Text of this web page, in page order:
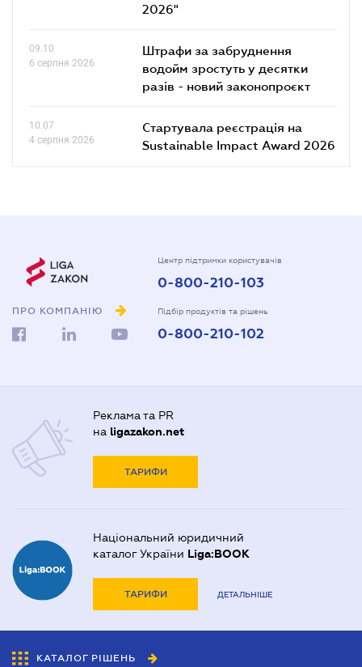
2026"
09.10
6 серпня 2026
Штрафи за забруднення
водойм зростуть у десятки
разів - новий законопроєкт
10.07
4 серпня 2026
Стартувала реєстрація на
Sustainable Impact Award 2026
ПРО КОМПАНІЮ
Центр підтримки користувачів
0-800-210-103
Підбір продуктів та рішень
0-800-210-102
Реклама та PR
на ligazakon.net
ТАРИФИ
Національний юридичний
каталог України Liga:BOOK
ТАРИФИ ДЕТАЛЬНІШЕ
КАТАЛОГ РІШЕНЬ